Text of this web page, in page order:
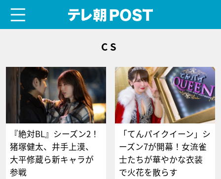
CS
『絶対BL』シーズン2！
猪塚健太、井手上漠、
大平修蔵ら新キャラが
参戦
「てんパイクイーン」シ
ーズン7が開幕！女流雀
士たちが華やかな衣装
で火花を散らす